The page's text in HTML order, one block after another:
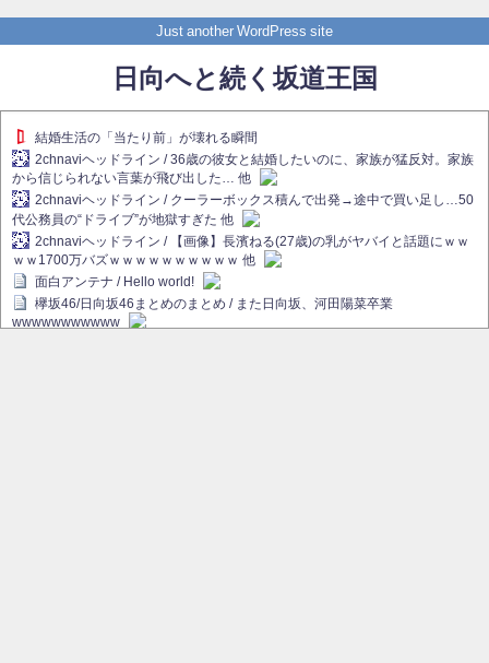
Just another WordPress site
日向へと続く坂道王国
結婚生活の「当たり前」が壊れる瞬間
2chnaviヘッドライン / 36歳の彼女と結婚したいのに、家族が猛反対。家族
から信じられない言葉が飛び出した… 他
2chnaviヘッドライン / クーラーボックス積んで出発→途中で買い足し…50
代公務員の“ドライブ”が地獄すぎた 他
2chnaviヘッドライン / 【画像】長濱ねる(27歳)の乳がヤバイと話題にｗｗ
ｗｗ1700万バズｗｗｗｗｗｗｗｗｗｗ 他
面白アンテナ / Hello world!
欅坂46/日向坂46まとめのまとめ / また日向坂、河田陽菜卒業
wwwwwwwwwww